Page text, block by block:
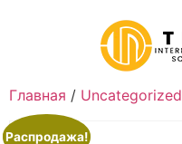
Главная / Uncategorized
Распродажа!